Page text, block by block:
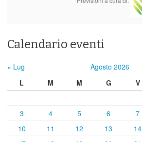
Calendario eventi
« Lug Agosto 2026
L
M M G V
3
4 5 6 7
10
11 12 13 14